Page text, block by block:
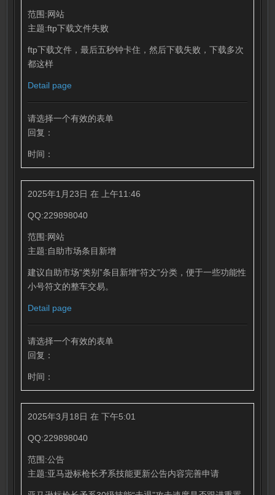
范围:网站
主题:ftp下载文件失败
ftp下载文件，最后五秒钟卡住，然后下载失败，下载多次
都这样
Detail page
请选择一个有效的表单
回复：
时间：
2025年1月23日 在 上午11:46
QQ:229898040
范围:网站
主题:自助市场条目新增
建议自助市场“类别”条目新增“符文”分类，便于一些功能性
小号符文的整车交易。
Detail page
请选择一个有效的表单
回复：
时间：
2025年3月18日 在 下午5:01
QQ:229898040
范围:公告
主题:亚马逊标枪长矛系技能更新公告内容完善申请